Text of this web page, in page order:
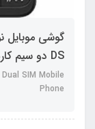
DS دو سیم‌ کارت
SIM Mobile
Phone